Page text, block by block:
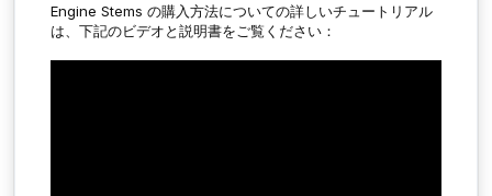
Engine Stems の購入方法についての詳しいチュートリアル
は、下記のビデオと説明書をご覧ください：